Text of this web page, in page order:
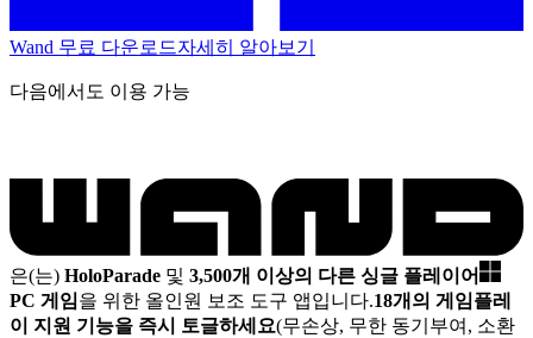
Wand 무료 다운로드자세히 알아보기
다음에서도 이용 가능
은(는) HoloParade 및 3,500개 이상의 다른 싱글 플레이어
PC 게임을 위한 올인원 보조 도구 앱입니다.18개의 게임플레
이 지원 기능을 즉시 토글하세요(무손상, 무한 동기부여, 소환